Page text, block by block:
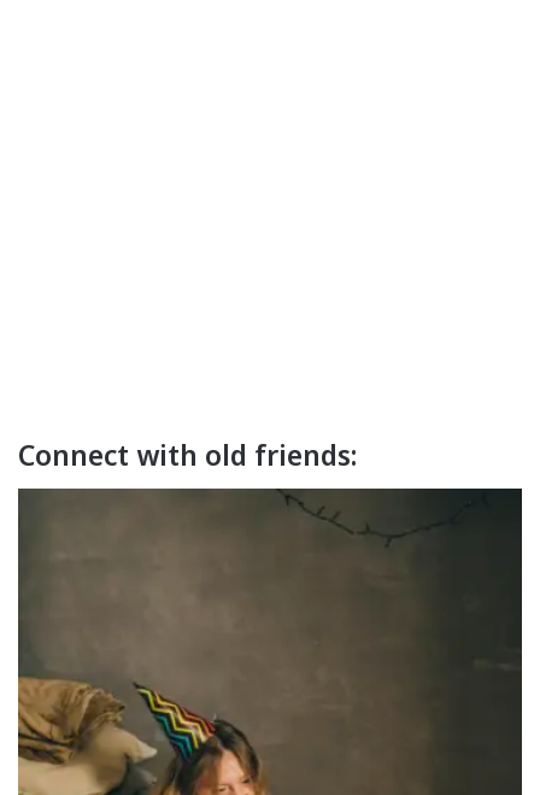
Connect with old friends: